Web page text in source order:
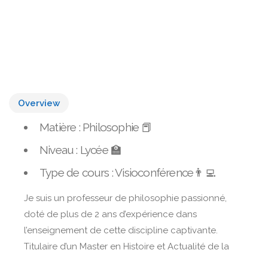
Overview
Matière : Philosophie 📕
Niveau : Lycée 🏫
Type de cours : Visioconférence👨‍💻
Je suis un professeur de philosophie passionné,
doté de plus de 2 ans d’expérience dans
l’enseignement de cette discipline captivante.
Titulaire d’un Master en Histoire et Actualité de la